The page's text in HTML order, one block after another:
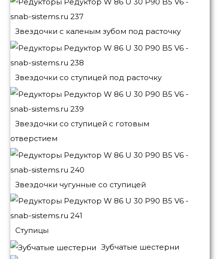
Звездочки с каленым зубом под расточку
Звездочки со ступицей под расточку
Звездочки со ступицей с готовым
отверстием
Звездочки чугунные со ступицей
Ступицы
Зубчатые шестерни